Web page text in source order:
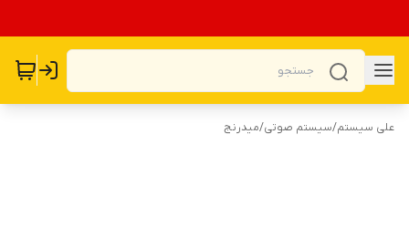
علی سیستم/سیستم صوتی/میدرنج